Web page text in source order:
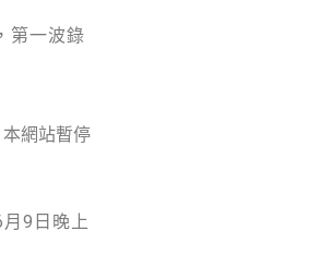
第一波錄
網站暫停
9日晚上